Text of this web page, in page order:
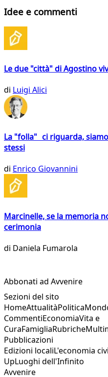
Idee e commenti
Le due "città" di Agostino
di Luigi Alici
La "folla" ci riguarda,
stessi
di Enrico Giovannini
Marcinelle, se la memoria
cerimonia
di Daniela Fumarola
Abbonati ad Avvenire
Sezioni del sito
HomeAttualitàPolitica
CommentiEconomiaVita e
CuraFamigliaRubriche
Pubblicazioni
Edizioni localiL'economia
UpLuoghi dell'Infinito
Avvenire